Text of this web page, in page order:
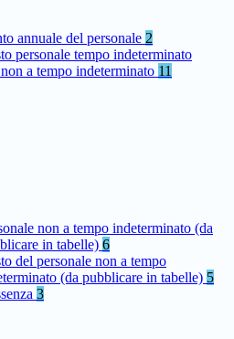
annuale del personale 2
personale tempo indeterminato
a tempo indeterminato 11
non a tempo indeterminato (da
in tabelle) 6
del personale non a tempo
(da pubblicare in tabelle) 5
3